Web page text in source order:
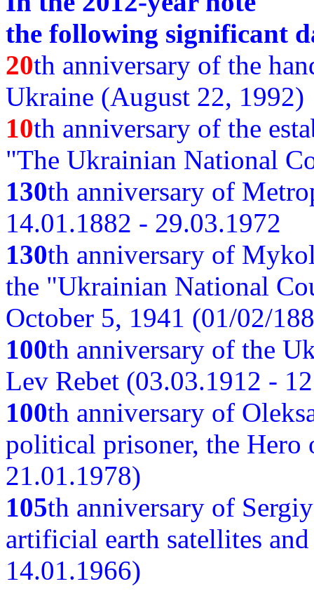
the following significant
20th anniversary of the
Ukraine (August 22, 1992)
10th anniversary of the
"The Ukrainian National
130th anniversary of
14.01.1882 - 29.03.1972
130th anniversary of
the "Ukrainian National
October 5, 1941 (01/02/
100th anniversary of the
Lev Rebet (03.03.1912 -
100th anniversary of
political prisoner, the
21.01.1978)
105th anniversary of
artificial earth satellites
14.01.1966)